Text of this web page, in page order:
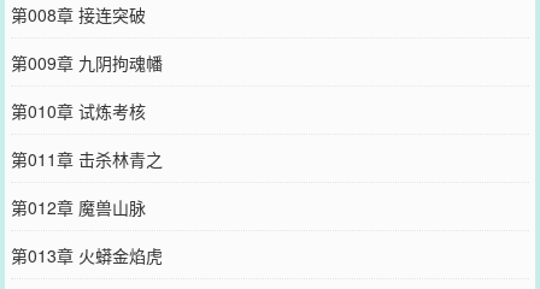
第008章 接连突破
第009章 九阴拘魂幡
第010章 试炼考核
第011章 击杀林青之
第012章 魔兽山脉
第013章 火蟒金焰虎